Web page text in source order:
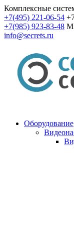
Комплексные
+7(495) 221-06-54
+7(985) 923-83-48
info@secrets.ru
Оборудование